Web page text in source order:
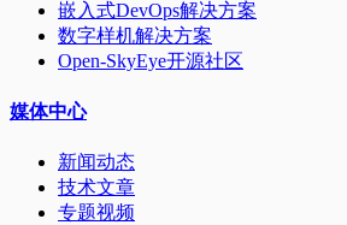
嵌入式DevOps解决方案
数字样机解决方案
Open-SkyEye开源社区
媒体中心
新闻动态
技术文章
专题视频